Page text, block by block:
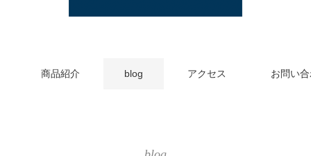
商品紹介 blog アクセス お問い